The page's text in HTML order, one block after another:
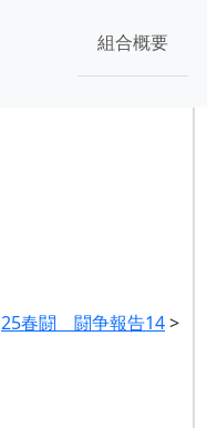
組合概要
25春闘 闘争報告14>